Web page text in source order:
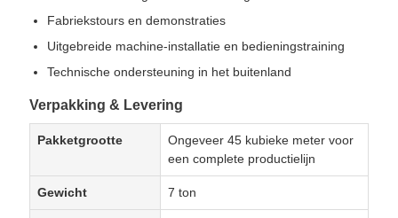
Fabriekstours en demonstraties
Uitgebreide machine-installatie en bedieningstraining
Technische ondersteuning in het buitenland
Verpakking & Levering
Pakketgrootte
Ongeveer 45 kubieke meter voor
een complete productielijn
Gewicht 7 ton